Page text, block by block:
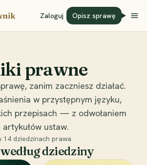
Zaloguj Opisz sprawę
prawne
zanim zaczniesz działać.
w przystępnym języku,
przepisach — z odwołaniem
ustaw.
14 dziedzinach prawa
dziedziny